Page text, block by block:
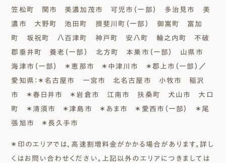
笠松町 関市 美濃加茂市 可児市（一部） 多治見市 美
濃市 大野町 池田町 揖斐川町（一部） 御嵩町 富加
町 坂祝町 八百津町 神戸町 安八町 輪之内町 不破
郡垂井町 養老（一部） 北方町 本巣市（一部） 山県市
海津市（一部） ＊恵那市 ＊中津川市 ＊郡上市（一部）／
愛知県：＊名古屋市 一宮市 北名古屋市 小牧市 稲沢
市 ＊春日井市 ＊岩倉市 江南市 扶桑町 犬山市 大口
町 ＊清須市 ＊津島市 ＊あま市 ＊愛西市（一部） ＊尾
張旭市 ＊長久手市
＊印のエリアでは、高速割増料金がかかる場合があります。詳し
くはお問い合わせください。上記以外のエリアにつきましては